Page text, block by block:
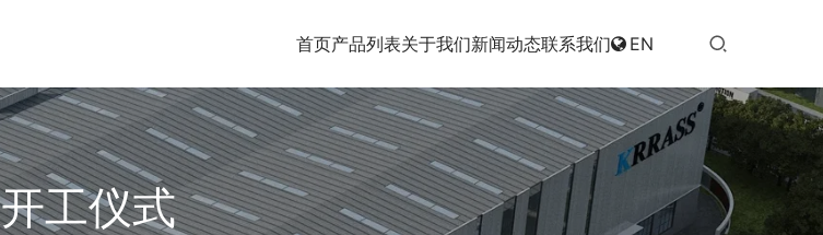
首页产品列表关于我们新闻动态联系我们 EN
开工仪式